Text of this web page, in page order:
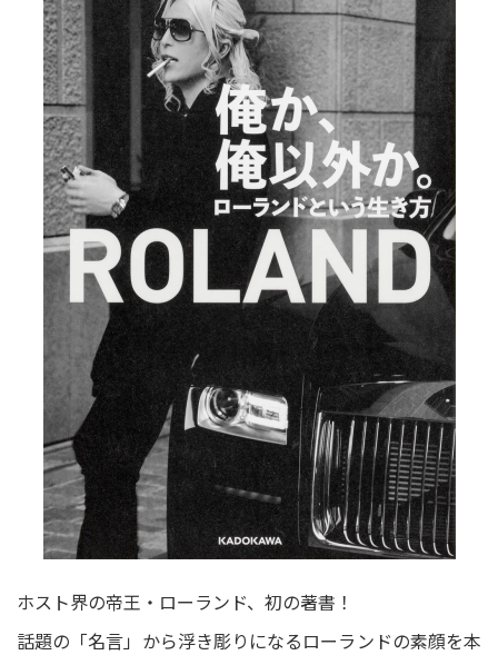
ホスト界の帝王・ローランド、初の著書！
話題の「名言」から浮き彫りになるローランドの素顔を本